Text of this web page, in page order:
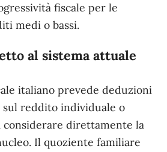
fiscale per le
medi o bassi.
al sistema attuale
italiano prevede deduzioni
sul reddito individuale o
considerare direttamente la
Il quoziente familiare